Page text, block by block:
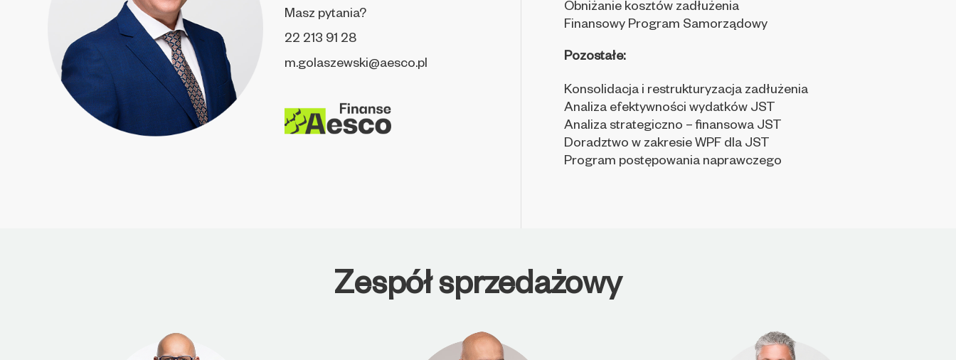
Masz pytania?
22 213 91 28
m.golaszewski@aesco.pl
Obniżanie kosztów zadłużenia
Finansowy Program Samorządowy
Pozostałe:
Konsolidacja i restrukturyzacja zadłużenia
Analiza efektywności wydatków JST
Analiza strategiczno – finansowa JST
Doradztwo w zakresie WPF dla JST
Program postępowania naprawczego
Zespół sprzedażowy